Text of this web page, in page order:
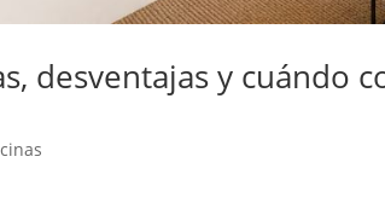
desventajas y cuándo